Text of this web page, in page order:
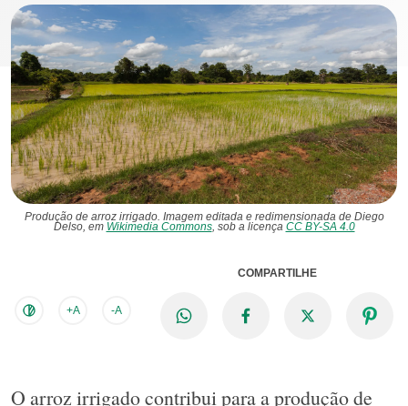
Produção de arroz irrigado. Imagem editada e redimensionada de Diego
Delso, em Wikimedia Commons, sob a licença CC BY-SA 4.0
+A -A
COMPARTILHE
O arroz irrigado contribui para a produção de